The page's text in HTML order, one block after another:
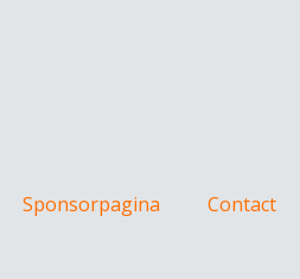
Sponsorpagina Contact